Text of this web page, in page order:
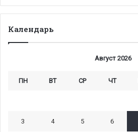
Календарь
Август 2026
ПН ВТ СР ЧТ
3 4 5 6